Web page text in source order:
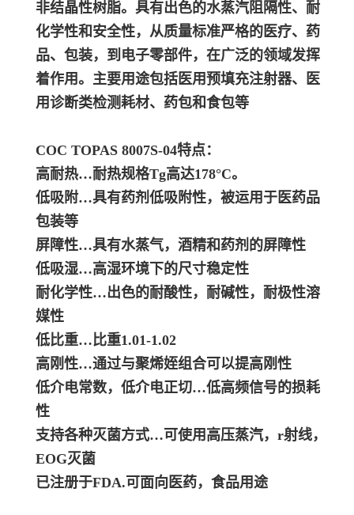
非结晶性树脂。具有出色的水蒸汽阻隔性、耐
化学性和安全性，从质量标准严格的医疗、药
品、包装，到电子零部件，在广泛的领域发挥
着作用。主要用途包括医用预填充注射器、医
用诊断类检测耗材、药包和食包等
COC TOPAS 8007S-04特点：
高耐热…耐热规格Tg高达178°C。
低吸附…具有药剂低吸附性，被运用于医药品
包装等
屏障性…具有水蒸气，酒精和药剂的屏障性
低吸湿…高湿环境下的尺寸稳定性
耐化学性…出色的耐酸性，耐碱性，耐极性溶
媒性
低比重…比重1.01-1.02
高刚性…通过与聚烯姪组合可以提高刚性
低介电常数，低介电正切…低高频信号的损耗
性
支持各种灭菌方式…可使用高压蒸汽，r射线，
EOG灭菌
已注册于FDA.可面向医药，食品用途